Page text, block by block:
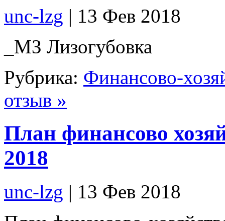
unc-lzg | 13 Фев 2018
_МЗ Лизогубовка
Рубрика: Финансово-
отзыв »
План финансово
2018
unc-lzg | 13 Фев 2018